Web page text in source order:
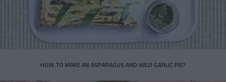
HOW TO MAKE AN ASPARAGUS AND WILD GARLIC PIE?